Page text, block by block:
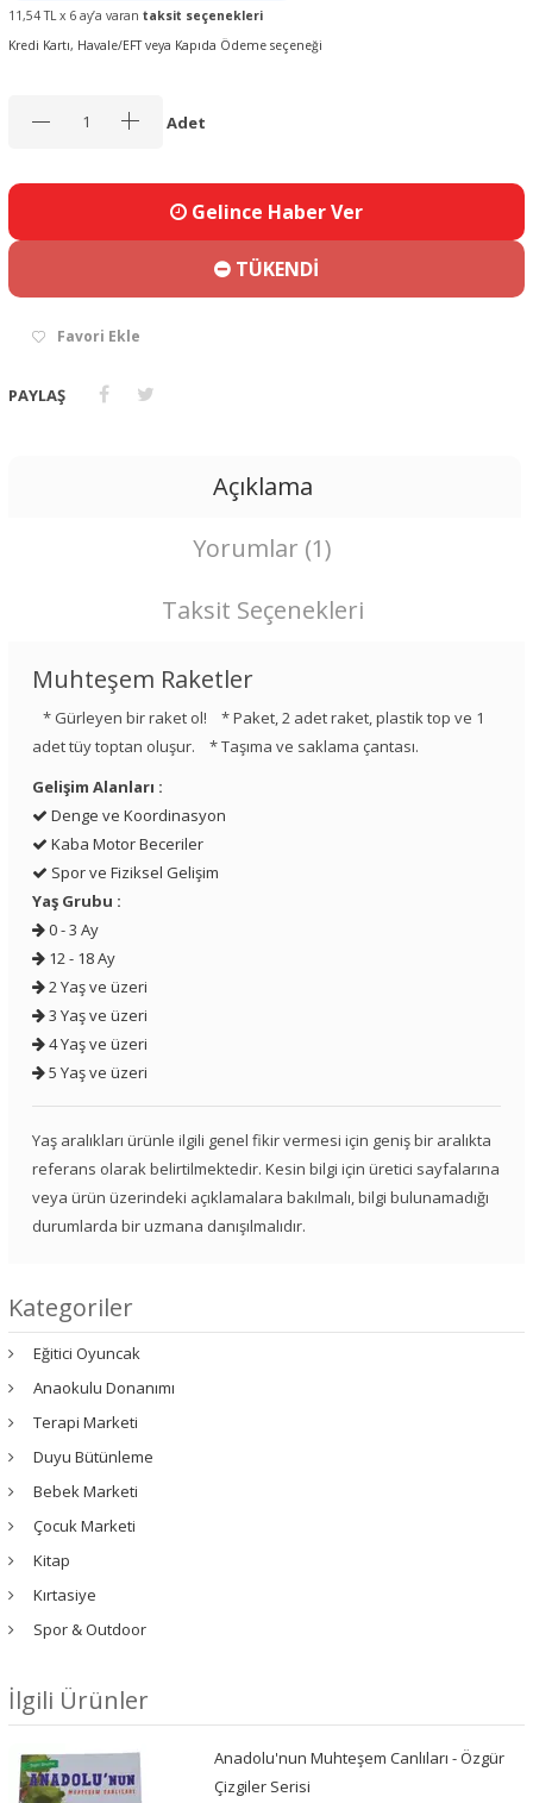
11,54 TL x 6 ay’a varan taksit seçenekleri
Kredi Kartı, Havale/EFT veya Kapıda Ödeme seçeneği
Adet
Gelince Haber Ver
TÜKENDİ
Favori Ekle
PAYLAŞ
Açıklama
Yorumlar (1)
Taksit Seçenekleri
Muhteşem Raketler
* Gürleyen bir raket ol! * Paket, 2 adet raket, plastik top ve 1
adet tüy toptan oluşur. * Taşıma ve saklama çantası.
Gelişim Alanları :
Denge ve Koordinasyon
Kaba Motor Beceriler
Spor ve Fiziksel Gelişim
Yaş Grubu :
0 - 3 Ay
12 - 18 Ay
2 Yaş ve üzeri
3 Yaş ve üzeri
4 Yaş ve üzeri
5 Yaş ve üzeri
Yaş aralıkları ürünle ilgili genel fikir vermesi için geniş bir aralıkta
referans olarak belirtilmektedir. Kesin bilgi için üretici sayfalarına
veya ürün üzerindeki açıklamalara bakılmalı, bilgi bulunamadığı
durumlarda bir uzmana danışılmalıdır.
Kategoriler
Eğitici Oyuncak
Anaokulu Donanımı
Terapi Marketi
Duyu Bütünleme
Bebek Marketi
Çocuk Marketi
Kitap
Kırtasiye
Spor & Outdoor
İlgili Ürünler
Anadolu'nun Muhteşem Canlıları - Özgür
Çizgiler Serisi